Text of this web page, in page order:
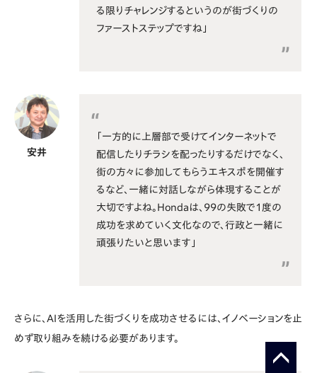
る限りチャレンジするというのが街づくりの
ファーストステップですね」
安井
「一方的に上層部で受けてインターネットで
配信したりチラシを配ったりするだけでなく、
街の方々に参加してもらうエキスポを開催す
るなど、一緒に対話しながら体現することが
大切ですよね。Hondaは、99の失敗で1度の
成功を求めていく文化なので、行政と一緒に
頑張りたいと思います」
さらに、AIを活用した街づくりを成功させるには、イノベーションを止
めず取り組みを続ける必要があります。